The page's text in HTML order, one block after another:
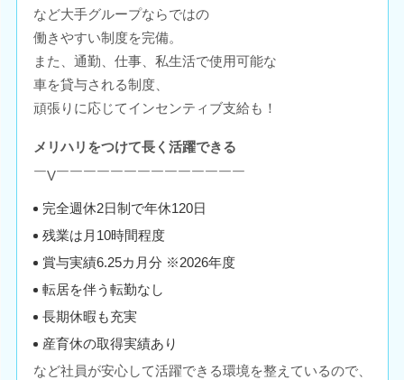
など大手グループならではの
働きやすい制度を完備。
また、通勤、仕事、私生活で使用可能な
車を貸与される制度、
頑張りに応じてインセンティブ支給も！
メリハリをつけて長く活躍できる
￣V￣￣￣￣￣￣￣￣￣￣￣￣￣￣
完全週休2日制で年休120日
残業は月10時間程度
賞与実績6.25カ月分 ※2026年度
転居を伴う転勤なし
長期休暇も充実
産育休の取得実績あり
など社員が安心して活躍できる環境を整えているので、